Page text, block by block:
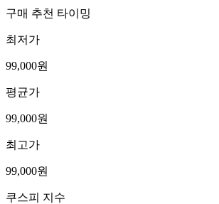
구매 추천 타이밍
최저가
99,000원
평균가
99,000원
최고가
99,000원
쿠스피 지수